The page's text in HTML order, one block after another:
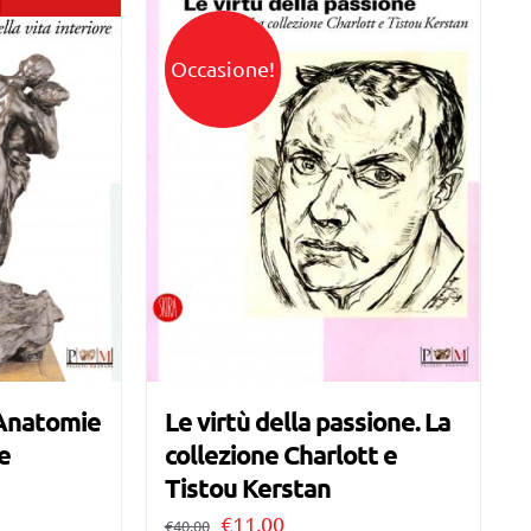
Occasione!
Le virtù della passione. La
collezione Charlott e
Tistou Kerstan
€40,00 Il
€11,00Il